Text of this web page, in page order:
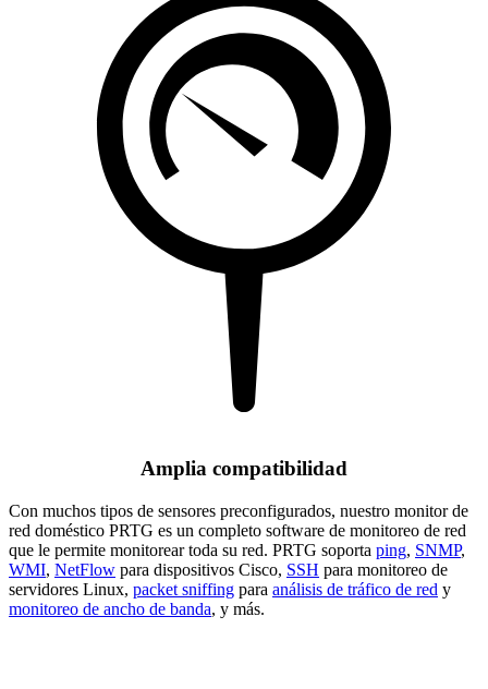
Amplia compatibilidad
Con muchos tipos de sensores preconfigurados, nuestro monitor de
red doméstico PRTG es un completo software de monitoreo de red
que le permite monitorear toda su red. PRTG soporta ping, SNMP,
WMI, NetFlow para dispositivos Cisco, SSH para monitoreo de
servidores Linux, packet sniffing para análisis de tráfico de red y
monitoreo de ancho de banda, y más.